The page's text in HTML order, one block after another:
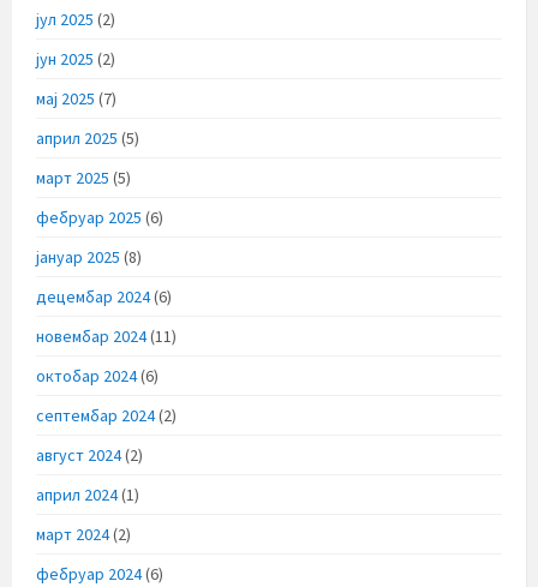
јул 2025 (2)
јун 2025 (2)
мај 2025 (7)
април 2025 (5)
март 2025 (5)
фебруар 2025 (6)
јануар 2025 (8)
децембар 2024(6)
новембар 2024(11)
октобар 2024(6)
септембар 2024(2)
август 2024(2)
април 2024(1)
март 2024(2)
фебруар 2024(6)